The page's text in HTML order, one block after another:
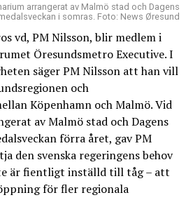
arrangerat av Malmö stad och Dagens
i somras. Foto: News Øresund
vd, PM Nilsson, blir medlem i
Öresundsmetro Executive. I
säger PM Nilsson att han vill
och
Köpenhamn och Malmö. Vid
av Malmö stad och Dagens
förra året, gav PM
den svenska regeringens behov
är fientligt inställd till tåg – att
för fler regionala